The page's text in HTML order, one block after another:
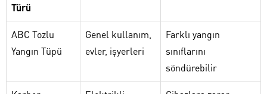
Türü
ABC Tozlu
Yangın Tüpü
Genel kullanım,
evler, işyerleri
Farklı yangın
sınıflarını
söndürebilir